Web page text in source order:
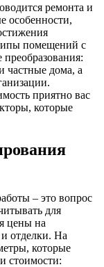
ремонта и
особенности,
помещений с
частные дома, а
приятно вас
которые
– это вопрос
для
цены на
отделки. На
которые
стоимости: